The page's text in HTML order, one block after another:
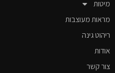
מיטות
מראות מעוצבות
ריהוט גינה
אודות
צור קשר